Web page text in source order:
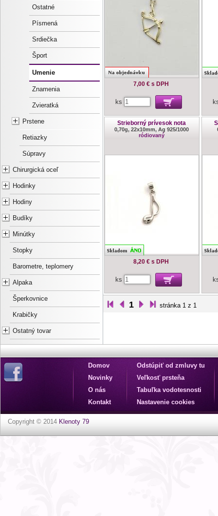
Ostatné
Písmená
Srdiečka
Šport
Umenie
Znamenia
Zvieratká
Prstene
Retiazky
Súpravy
Chirurgická oceľ
Hodinky
Hodiny
Budíky
Minútky
Stopky
Barometre, teplomery
Alpaka
Šperkovnice
Krabičky
Ostatný tovar
7,00 €s DPH
ks
Strieborný prívesok nota
0,70g, 22x10mm, Ag 925/1000
ródiovaný
8,20 €s DPH
ks
1 stránka 1 z 1
Domov
Novinky
O nás
Kontakt
Odstúpiť od zmluvy tu
Veľkosť prsteňa
Tabuľka vodotesnosti
Nastavenie cookies
Copyright © 2014 Klenoty 79